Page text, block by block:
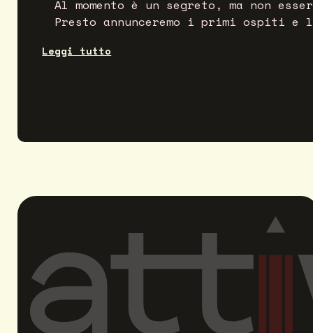
Al momento è un segreto, ma non
Presto annunceremo i primi ospiti
Leggi tutto